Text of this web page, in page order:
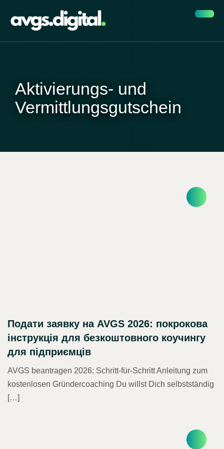
Aktivierungs- und
Vermittlungsgutschein
Подати заявку на AVGS 2026: покрокова
інструкція для безкоштовного коучингу
для підприємців
AVGS beantragen 2026: Schritt-für-Schritt Anleitung zum
kostenlosen Gründercoaching Du willst Dich selbstständig
[…]